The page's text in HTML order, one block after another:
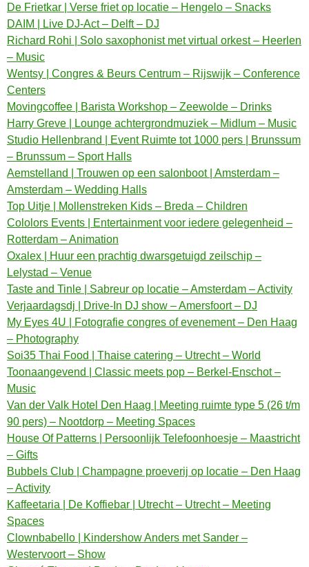
De Frietkar | Verse friet op locatie – Hengelo – Snacks
DAIM | Live DJ-Act – Delft – DJ
Richard Rohi | Solo saxophonist met virtual orkest – Heerlen
– Music
Wentsy | Congres & Beurs Centrum – Rijswijk – Conference
Centers
Movingcoffee | Barista Workshop – Zeewolde – Drinks
Harry Greve | Lounge achtergrondmuziek – Midlum – Music
Studio Hellenbrand | Event Ruimte tot 1000 pers | Brunssum
– Brunssum – Sport Halls
Aemstelland | Trouwen op een salonboot | Amsterdam –
Amsterdam – Wedding Halls
Top Uitje | Mollenstreken Kids – Breda – Children
Cololors Events | Entertainment voor iedere gelegenheid –
Rotterdam – Animation
Oxalex | Huur een prachtig dwarsgetuigd zeilschip –
Lelystad – Venue
Taste and Tinle | Sabreur op locatie – Amsterdam – Activity
Verjaardagsdj | Drive-In DJ show – Amersfoort – DJ
My Eyes 4U | Fotografie congres of evenement – Den Haag
– Photography
Soi35 Thai Food | Thaise catering – Utrecht – World
Toonaangevend | Classic meets pop – Berkel-Enschot –
Music
Van der Valk Hotel Den Haag | Meeting ruimte type 5 (26 t/m
90 pers) – Nootdorp – Meeting Spaces
House Of Patterns | Persoonlijk Telefoonhoesje – Maastricht
– Gifts
Bubbels Club | Champagne proeverij op locatie – Den Haag
– Activity
Kaffeetaria | De Koffiebar | Utrecht – Utrecht – Meeting
Spaces
Clownbabello | Kindershow Anders met Sander –
Westervoort – Show